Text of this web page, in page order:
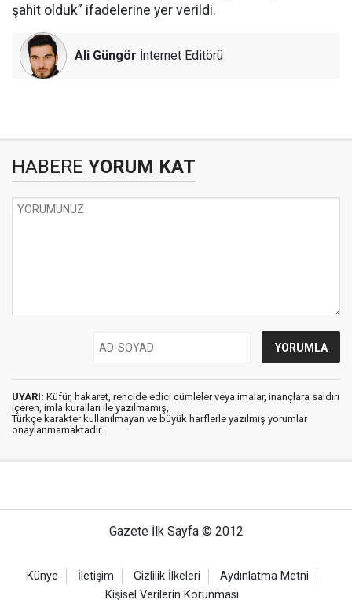
şahit olduk” ifadelerine yer verildi.
Ali Güngör İnternet Editörü
HABERE YORUM KAT
UYARI: Küfür, hakaret, rencide edici cümleler veya imalar, inançlara saldırı
içeren, imla kuralları ile yazılmamış,
Türkçe karakter kullanılmayan ve büyük harflerle yazılmış yorumlar
onaylanmamaktadır.
Gazete İlk Sayfa © 2012
Künye İletişim Gizlilik İlkeleri
Aydınlatma Metni
Kişisel Verilerin Korunması